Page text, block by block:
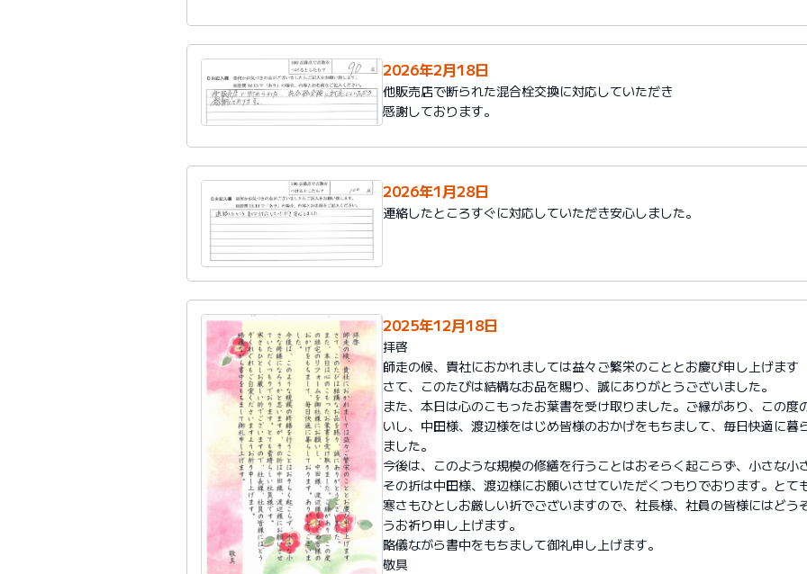
2026年2月18日
他販売店で断られた混合栓交換に対応していただき
感謝しております。
2026年1月28日
連絡したところすぐに対応していただき安心しました。
2025年12月18日
拝啓
師走の候、貴社におかれましては益々ご繁栄のこととお慶び申し上げます
さて、このたびは結構なお品を賜り、誠にありがとうございました。
また、本日は心のこもったお葉書を受け取りました。ご縁があり、この度
いし、中田様、渡辺様をはじめ皆様のおかげをもちまして、毎日快適に暮
ました。
今後は、このような規模の修繕を行うことはおそらく起こらず、小さな小
その折は中田様、渡辺様にお願いさせていただくつもりでおります。とて
寒さもひとしお厳しい折でございますので、社長様、社員の皆様にはどう
うお祈り申し上げます。
略儀ながら書中をもちまして御礼申し上げます。
敬具